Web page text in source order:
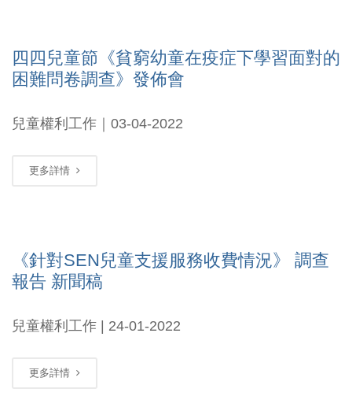
四四兒童節《貧窮幼童在疫症下學習面對的
困難問卷調查》發佈會
兒童權利工作｜03-04-2022
更多詳情
《針對SEN兒童支援服務收費情況》 調查
報告 新聞稿
兒童權利工作 | 24-01-2022
更多詳情